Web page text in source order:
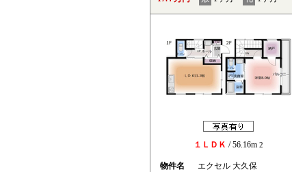
１ＬＤＫ / 56.16m 2
物件名
エクセル 大久保